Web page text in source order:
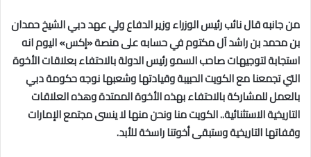
من جانبه قال نائب رئيس الوزراء وزير الدفاع ولي عهد دبي الشيخ حمدان
بن محمد بن راشد آل مكتوم في حسابه على منصة «إكس» اليوم انه
استجابة لتوجيهات صاحب السمو رئيس الدولة بالاحتفاء بعلاقات الأخوة
التي تجمعنا مع الكويت الحبيبة وقيادتها وشعبها نوجه حكومة دبي
بالعمل للمشاركة بالاحتفاء بهذه الأخوة الممتدة وهذه العلاقات
التاريخية الاستثنائية.. الكويت منا ونحن منها لا ينسى مجتمع الإمارات
وقفاتها التاريخية وستبقى أخوتنا راسخة للأبد.